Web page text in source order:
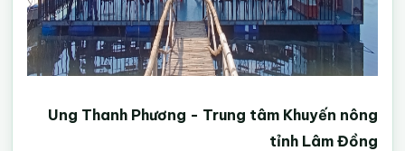
Ung Thanh Phương - Trung tâm Khuyến nông
tỉnh Lâm Đồng